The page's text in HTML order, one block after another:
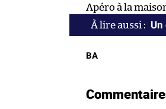
Apéro à la
BA